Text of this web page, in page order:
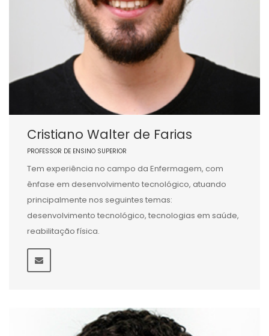
Cristiano Walter de Farias
PROFESSOR DE ENSINO SUPERIOR
Tem experiência no campo da Enfermagem, com
ênfase em desenvolvimento tecnológico, atuando
principalmente nos seguintes temas:
desenvolvimento tecnológico, tecnologias em saúde,
reabilitação física.